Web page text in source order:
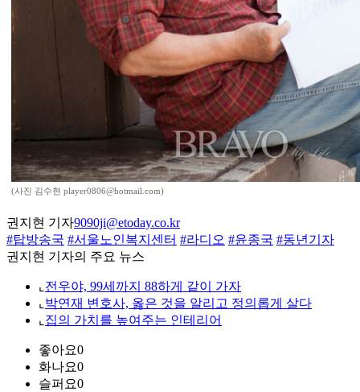
(사진 김수현 player0806@hotmail.com)
권지현 기자9090ji@etoday.co.kr
#탑방송국 #서울노인복지센터 #라디오 #윤종국 #동년기자
권지현 기자의 주요 뉴스
⌞ 전우야, 99세까지 88하게 같이 가자
⌞ 박연재 변호사, 옳은 것을 알리고 정의롭게 살다
⌞ 집의 가치를 높여주는 인테리어
좋아요0
화나요0
슬퍼요0